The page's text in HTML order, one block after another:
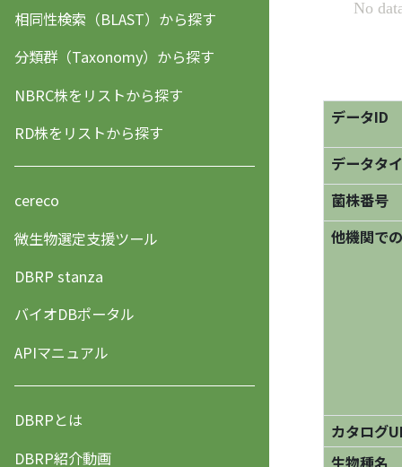
相同性検索（BLAST）から探す
分類群（Taxonomy）から探す
NBRC株をリストから探す
RD株をリストから探す
cereco
微生物選定支援ツール
DBRP stanza
バイオDBポータル
APIマニュアル
DBRPとは
DBRP紹介動画
データID
データタ
菌株番号
他機関で
カタログ